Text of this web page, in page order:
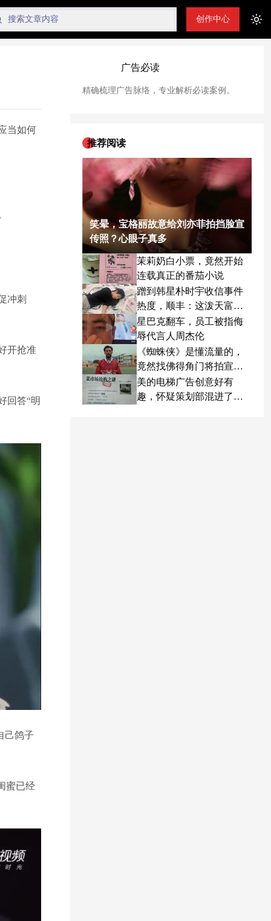
创作中心
当如何
冲刺
开抢准
回答“明
己鸽子
蜜已经
广告必读
精确梳理广告脉络，专业解析必读案例。
推荐阅读
笑晕，宝格丽故意给刘亦菲拍挡脸宣
传照？心眼子真多
茉莉奶白小票，竟然开始
连载真正的番茄小说
蹭到韩星朴时宇收信事件
热度，顺丰：这泼天富贵
终于轮到我了
星巴克翻车，员工被指侮
辱代言人周杰伦
《蜘蛛侠》是懂流量的，
竟然找佛得角门将拍宣传
片
美的电梯广告创意好有
趣，怀疑策划部混进了天